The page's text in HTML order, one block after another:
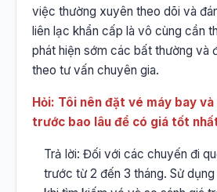
việc thường xuyên theo dõi và
liên lạc khẩn cấp là vô cùng cần
phát hiện sớm các bất thường và
theo tư vấn chuyên gia.
Hỏi: Tôi nên đặt vé máy bay
trước bao lâu để có giá tốt
Trả lời: Đối với các chuyến đi
trước từ 2 đến 3 tháng. Sử